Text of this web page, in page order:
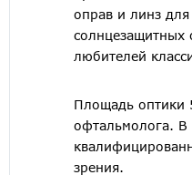
оправ и линз
солнцезащитных
любителей
Площадь оптики
офтальмолога. В
зрения.